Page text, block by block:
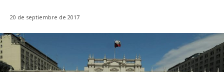
20 de septiembre de 2017